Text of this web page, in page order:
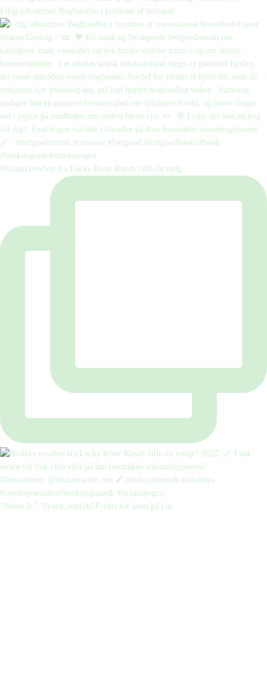
I dag udkommer Boghandlen i fyrtårnet af internati
Hvilken cowboy fra Lucky River Ranch ville du vælg
“Næste år.” To ord, som AGF-fans har levet på i år